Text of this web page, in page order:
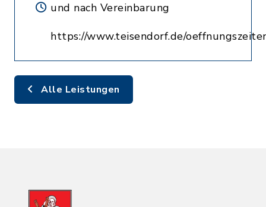
und nach Vereinbarung
https://www.teisendorf.de/
Alle Leistungen